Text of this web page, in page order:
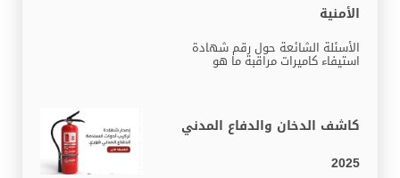
الأمنية
الأسئلة الشائعة حول رقم شهادة
استيفاء كاميرات مراقبة ما هو
كاشف الدخان والدفاع المدني
2025